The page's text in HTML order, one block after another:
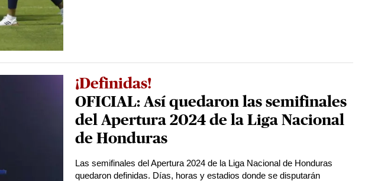
¡Definidas!
OFICIAL: Así quedaron las semifinales
del Apertura 2024 de la Liga Nacional
de Honduras
Las semifinales del Apertura 2024 de la Liga Nacional de Honduras
quedaron definidas. Días, horas y estadios donde se disputarán